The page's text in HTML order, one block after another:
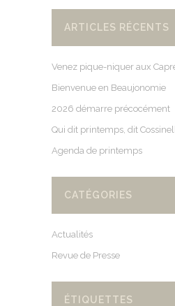
ARTICLES RÉCENTS
Venez pique-niquer aux
Bienvenue en Beaujonomie
2026 démarre précocément
Qui dit printemps, dit
Agenda de printemps
CATÉGORIES
Actualités
Revue de Presse
ÉTIQUETTES